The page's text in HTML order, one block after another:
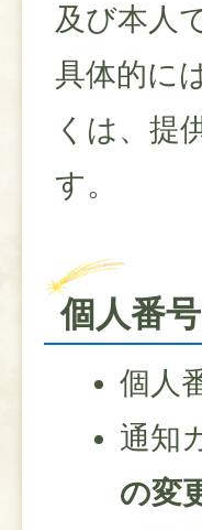
及び本人
具体的に
くは、提
す。
個人番
個人
通知
の変